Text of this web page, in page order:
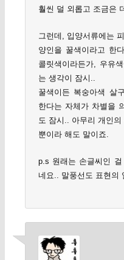
훨씬 덜 외롭고 조금은
그런데, 입양서류에는
양인을 꿀색이라고 한
콜릿색이라든가, 우유
는 생각이 잠시..
꿀색이든 복숭아색 살
한다는 자체가 차별을
도 잠시.. 아무리 개인
뿐이라 해도 말이죠.
p.s 원래는 손글씨인
네요.. 말풍선도 표현의